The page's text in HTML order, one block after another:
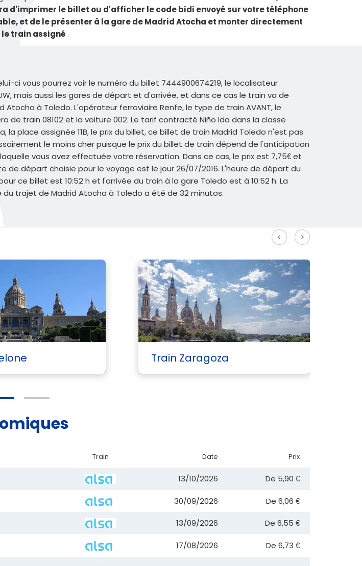
d'imprimer le billet ou d'afficher le code bidi envoyé sur votre téléphone
et de le présenter à la gare de Madrid Atocha et monter directement
le train assigné.
ci vous pourrez voir le numéro du billet 7444900674219, le localisateur
mais aussi les gares de départ et d'arrivée, et dans ce cas le train va de
Atocha à Toledo. L'opérateur ferroviaire Renfe, le type de train AVANT, le
de train 08102 et la voiture 002. Le tarif contracté Niño Ida dans la classe
la place assignée 11B, le prix du billet, ce billet de train Madrid Toledo n'est pas
le moins cher puisque le prix du billet de train dépend de l'anticipation
vous avez effectuée votre réservation. Dans ce cas, le prix est 7,75€ et
de départ choisie pour le voyage est le jour 26/07/2016. L'heure de départ du
ce billet est 10:52 h et l'arrivée du train à la gare Toledo est à 10:52 h. La
du trajet de Madrid Atocha à Toledo a été de 32 minutos.
Train Zaragoza
Train Date Prix
13/10/2026 De 5,90 €
30/09/2026 De 6,06 €
13/09/2026 De 6,55 €
17/08/2026 De 6,73 €